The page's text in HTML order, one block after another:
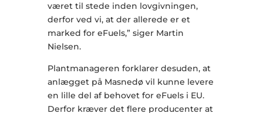
været til stede inden lovgivningen,
derfor ved vi, at der allerede er et
marked for eFuels,” siger Martin
Nielsen.
Plantmanageren forklarer desuden, at
anlægget på Masnedø vil kunne levere
en lille del af behovet for eFuels i EU.
Derfor kræver det flere producenter at